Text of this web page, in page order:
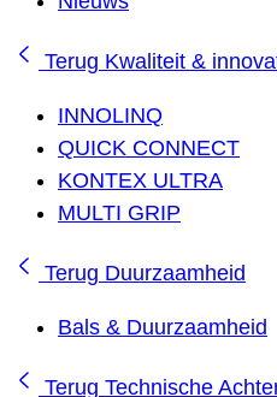
Terug Kwaliteit &
INNOLINQ
QUICK CONNECT
KONTEX ULTRA
MULTI GRIP
Terug Duurzaamheid
Bals & Duurzaamheid
Terug Technische